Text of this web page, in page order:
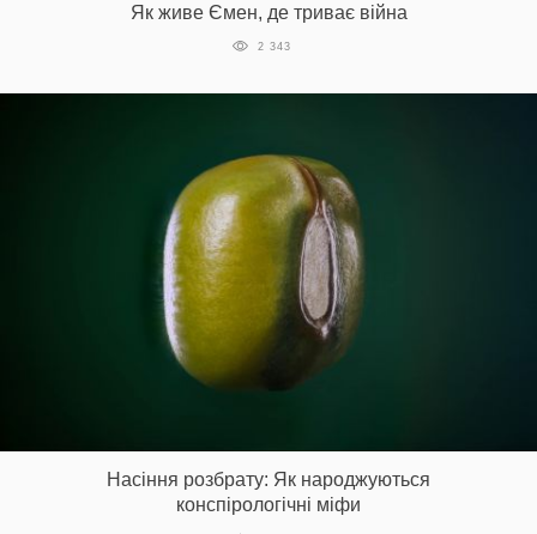
Як живе Ємен, де триває війна
2 343
Насіння розбрату: Як народжуються
конспірологічні міфи